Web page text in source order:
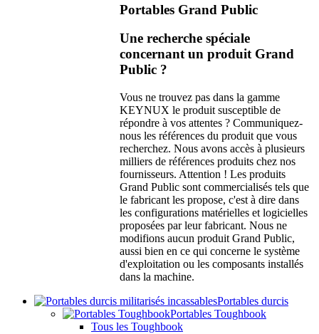
Portables Grand Public
Une recherche spéciale
concernant un produit Grand
Public ?
Vous ne trouvez pas dans la gamme
KEYNUX le produit susceptible de
répondre à vos attentes ? Communiquez-
nous les références du produit que vous
recherchez. Nous avons accès à plusieurs
milliers de références produits chez nos
fournisseurs. Attention ! Les produits
Grand Public sont commercialisés tels que
le fabricant les propose, c'est à dire dans
les configurations matérielles et logicielles
proposées par leur fabricant. Nous ne
modifions aucun produit Grand Public,
aussi bien en ce qui concerne le système
d'exploitation ou les composants installés
dans la machine.
Portables durcis
Portables Toughbook
Tous les Toughbook